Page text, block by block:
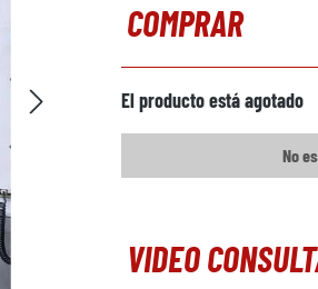
COMPRAR
El producto está agotado
No
VIDEO